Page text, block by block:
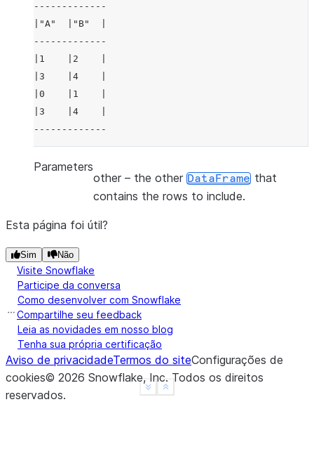
-------------
|"A"  |"B"  |
-------------
|1    |2    |
|3    |4    |
|0    |1    |
|3    |4    |
-------------
Show less
See more
Parameters
other – the other DataFrame that
contains the rows to include.
Esta página foi útil?
Sim Não
Visite Snowflake
Participe da conversa
Como desenvolver com Snowflake
Compartilhe seu feedback
Leia as novidades em nosso blog
Tenha sua própria certificação
Aviso de privacidadeTermos do siteConfigurações de
cookies© 2026 Snowflake, Inc. Todos os direitos
reservados.